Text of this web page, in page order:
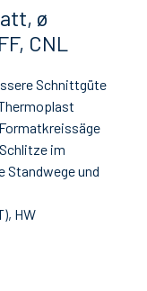
ø
CNL
Schnittgüte
im
Standwege und
HW